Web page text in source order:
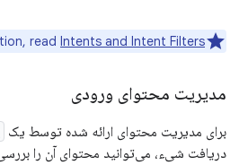
read Intents and Intent Filters
مدیریت محتوای ورودی
برای مدیریت محتوای ارائه شده توسط یک
دریافت شیء، می‌توانید محتوای آن را